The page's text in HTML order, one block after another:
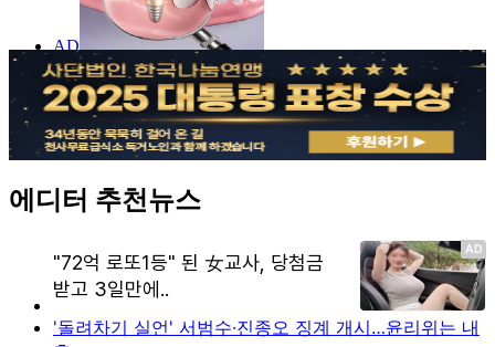
에디터 추천뉴스
'돌려차기 실언' 서범수·진종오 징계 개시…윤리위는 내